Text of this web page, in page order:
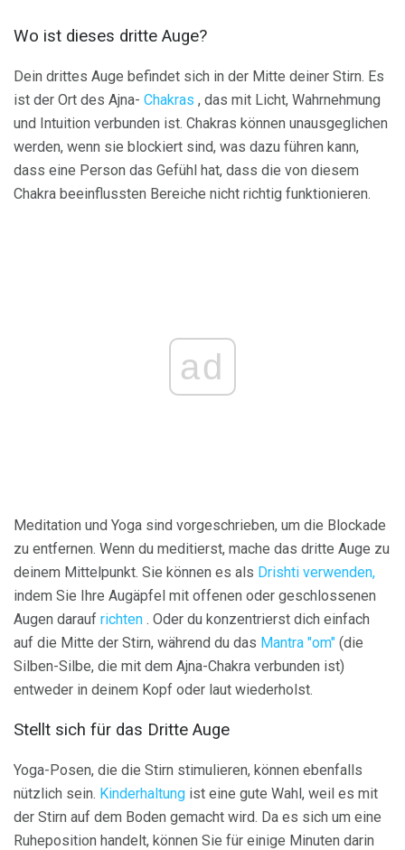
Wo ist dieses dritte Auge?
Dein drittes Auge befindet sich in der Mitte deiner Stirn. Es
ist der Ort des Ajna- Chakras , das mit Licht, Wahrnehmung
und Intuition verbunden ist. Chakras können unausgeglichen
werden, wenn sie blockiert sind, was dazu führen kann,
dass eine Person das Gefühl hat, dass die von diesem
Chakra beeinflussten Bereiche nicht richtig funktionieren.
ad
Meditation und Yoga sind vorgeschrieben, um die Blockade
zu entfernen. Wenn du meditierst, mache das dritte Auge zu
deinem Mittelpunkt. Sie können es als Drishti verwenden,
indem Sie Ihre Augäpfel mit offenen oder geschlossenen
Augen darauf richten . Oder du konzentrierst dich einfach
auf die Mitte der Stirn, während du das Mantra "om" (die
Silben-Silbe, die mit dem Ajna-Chakra verbunden ist)
entweder in deinem Kopf oder laut wiederholst.
Stellt sich für das Dritte Auge
Yoga-Posen, die die Stirn stimulieren, können ebenfalls
nützlich sein. Kinderhaltung ist eine gute Wahl, weil es mit
der Stirn auf dem Boden gemacht wird. Da es sich um eine
Ruheposition handelt, können Sie für einige Minuten darin